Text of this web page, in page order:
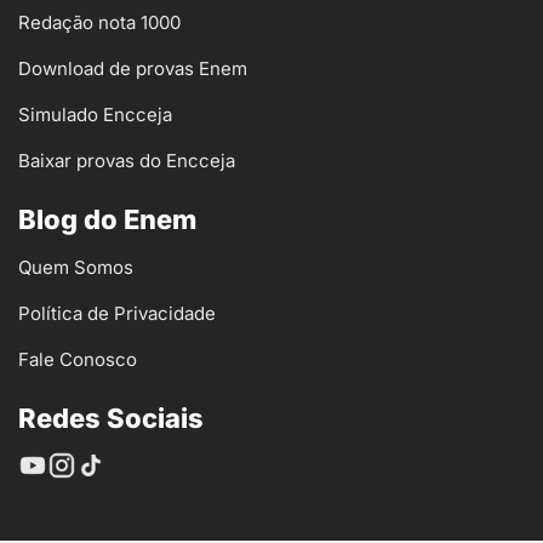
Redação nota 1000
Download de provas Enem
Simulado Encceja
Baixar provas do Encceja
Blog do Enem
Quem Somos
Política de Privacidade
Fale Conosco
Redes Sociais